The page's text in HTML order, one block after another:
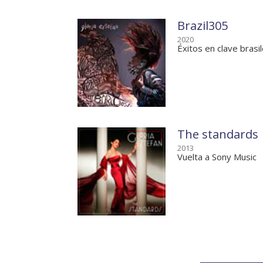
Brazil305
2020
Éxitos en clave
The standards
2013
Vuelta a Sony Music